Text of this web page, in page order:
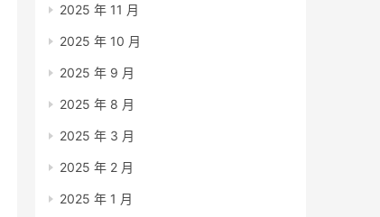
2025 年 11 月
2025 年 10 月
2025 年 9 月
2025 年 8 月
2025 年 3 月
2025 年 2 月
2025 年 1 月